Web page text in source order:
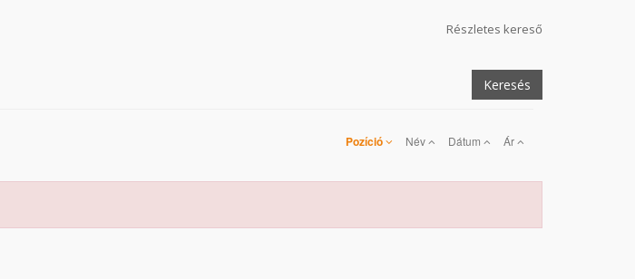
Részletes kereső
Keresés
Pozíció Név Dátum Ár